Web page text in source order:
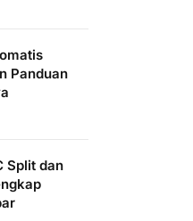
Panduan
Split dan